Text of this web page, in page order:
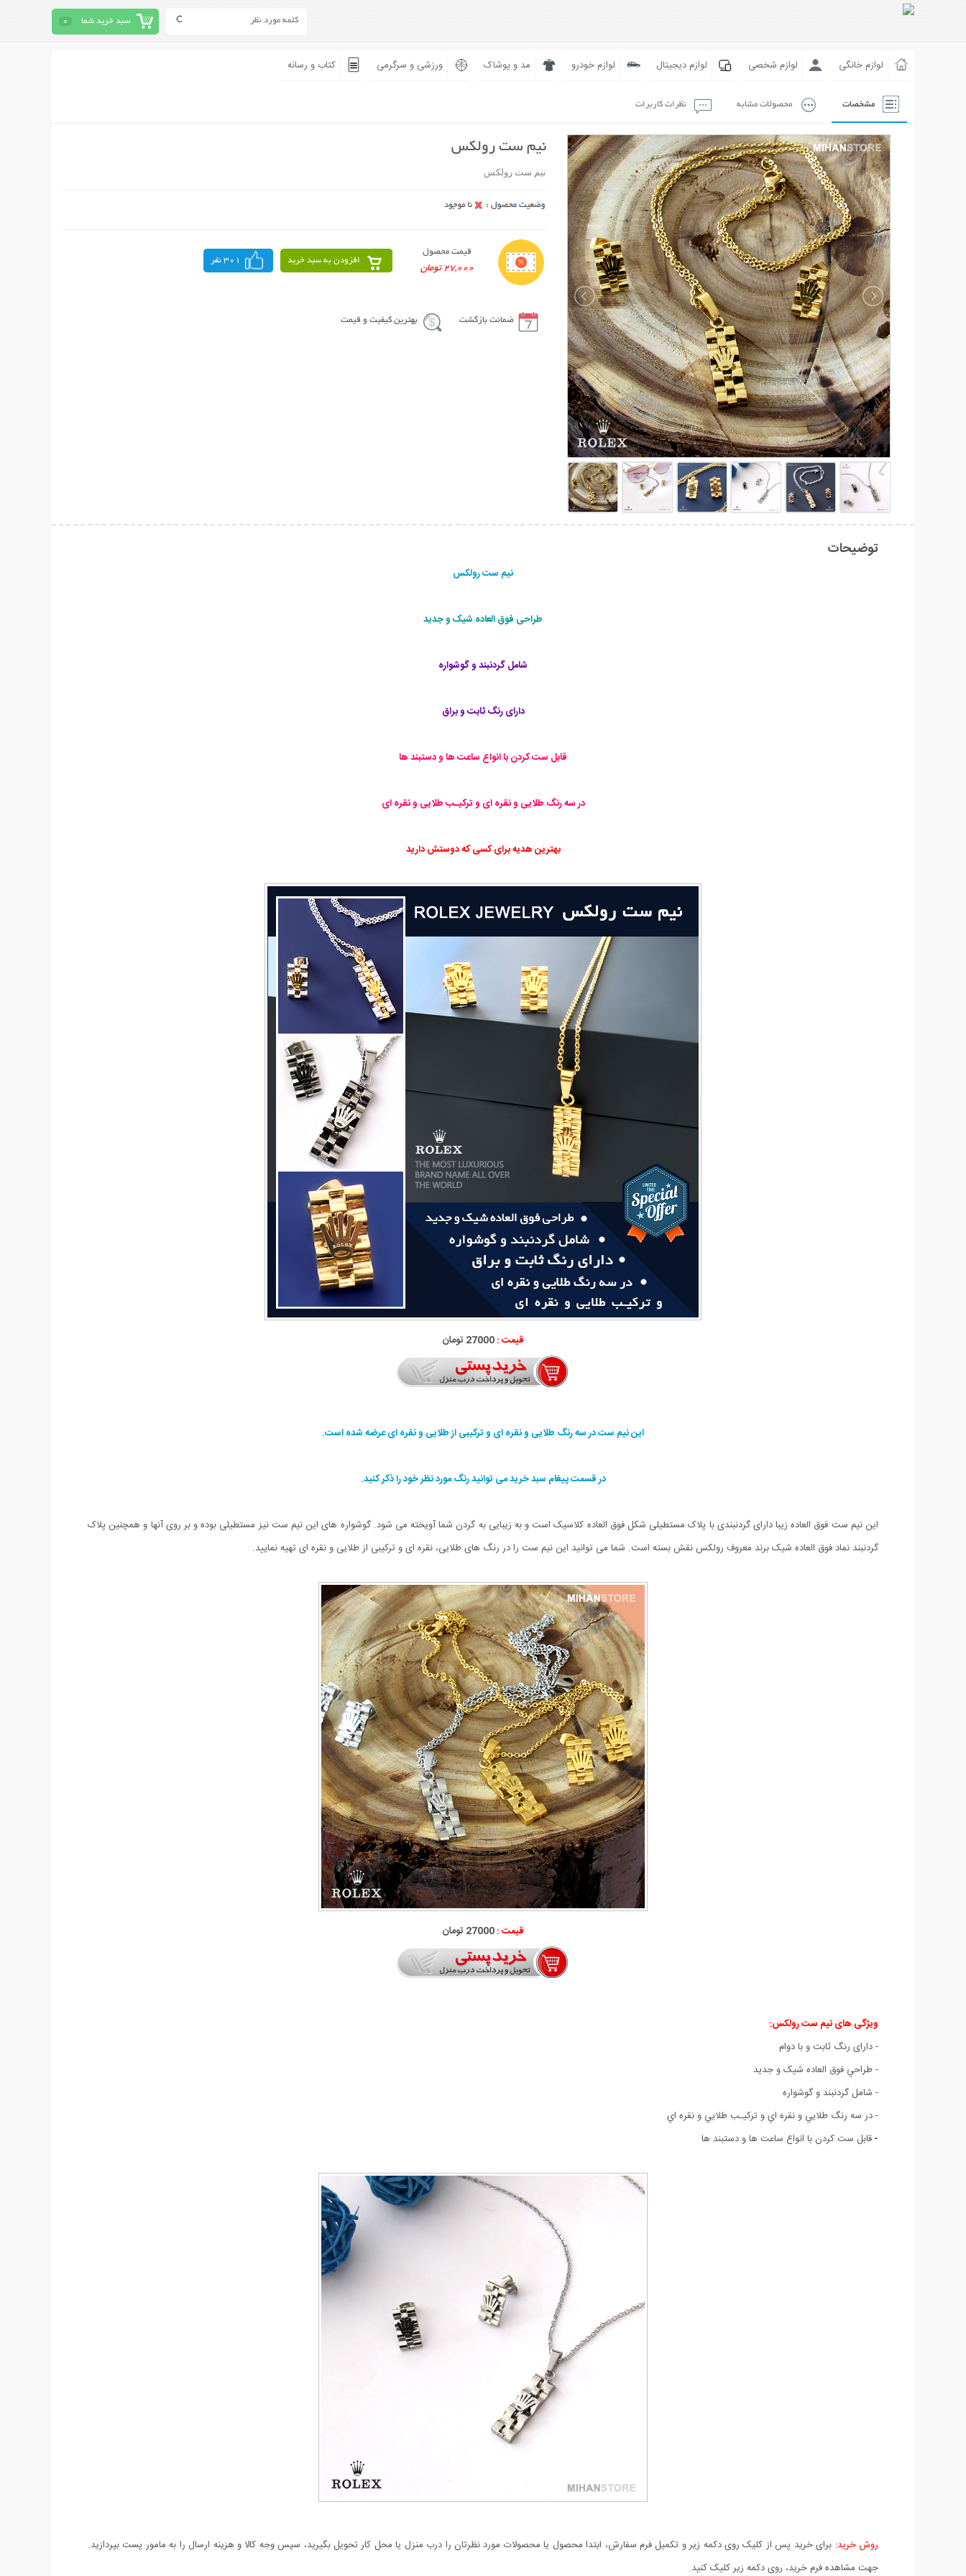
سبد خرید شما 0
لوازم خانگی لوازم شخصی لوازم دیجیتال لوازم خودرو مد و پوشاک ورزشی و سرگرمی کتاب و رسانه
مشخصات محصولات مشابه نظرات کاربرات
نیم ست رولکس
نیم ست رولکس
قیمت محصول
27,000 تومان
افزودن به سبد خرید 301 نفر
ضمانت بازگشت بهترین کیفیت و قیمت
توضیحات
نیم ست رولکس
طراحی فوق العاده شيک و جديد
شامل گردنبند و گوشواره
دارای رنگ ثابت و براق
قابل ست کردن با انواع ساعت ها و دستبند ها
در سه رنگ طلايی و نقره ای و ترکيـب طلايی و نقره ای
بهترین هدیه برای کسی که دوستش دارید
قیمت :27000 تومان
این نیم ست در سه رنگ طلایی و نقره ای و ترکیبی از طلایی و نقره ای عرضه شده است.
در قسمت پیغام سبد خرید می توانید رنگ مورد نظر خود را ذکر کنید.
این نیم ست فوق العاده زیبا دارای گردنبندی با پلاک مستطیلی شکل فوق العاده کلاسیک است و به زیبایی به گردن شما آویخته می شود. گوشواره های این نیم ست نیز مستطیلی بوده و بر روی آنها و همچنین پلاک
گردنبند نماد فوق العاده شیک برند معروف رولکس نقش بسته است. شما می توانید این نیم ست را در رنگ های طلایی، نقره ای و ترکیبی از طلایی و نقره ای تهیه نمایید.
قیمت :27000 تومان
ویژگی های نیم ست رولکس:
- دارای رنگ ثابت و با دوام
- طراحي فوق العاده شيک و جديد
- شامل گردنبند و گوشواره
- در سه رنگ طلايي و نقره اي و ترکيـب طلايي و نقره اي
-قابل ست کردن با انواع ساعت ها و دستبند ها
روش خرید: برای خرید پس از کلیک روی دکمه زیر و تکمیل فرم سفارش، ابتدا محصول یا محصولات مورد نظرتان را درب منزل یا محل کار تحویل بگیرید، سپس وجه کالا و هزینه ارسال را به مامور پست بپردازید.
جهت مشاهده فرم خرید، روی دکمه زیر کلیک کنید.